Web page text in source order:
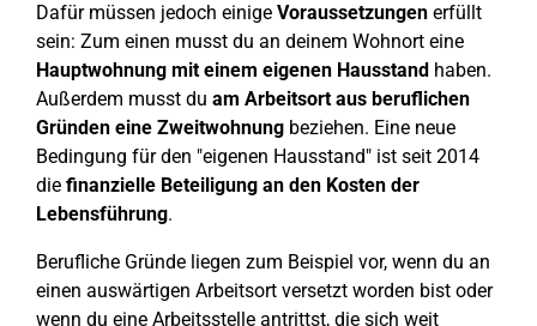
Dafür müssen jedoch einige Voraussetzungen erfüllt
sein: Zum einen musst du an deinem Wohnort eine
Hauptwohnung mit einem eigenen Hausstand haben.
Außerdem musst du am Arbeitsort aus beruflichen
Gründen eine Zweitwohnung beziehen. Eine neue
Bedingung für den "eigenen Hausstand" ist seit 2014
die finanzielle Beteiligung an den Kosten der
Lebensführung.
Berufliche Gründe liegen zum Beispiel vor, wenn du an
einen auswärtigen Arbeitsort versetzt worden bist oder
wenn du eine Arbeitsstelle antrittst, die sich weit